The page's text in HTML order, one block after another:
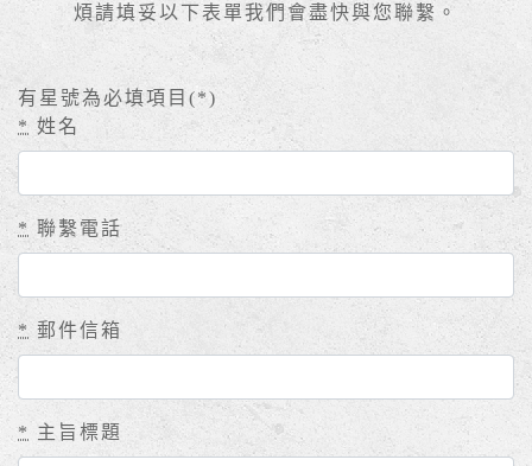
煩請填妥以下表單我們會盡快與您聯繫。
有星號為必填項目(*)
* 姓名
* 聯繫電話
* 郵件信箱
* 主旨標題